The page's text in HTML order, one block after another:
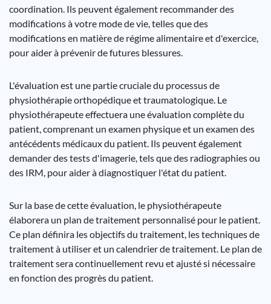
coordination. Ils peuvent également recommander des
modifications à votre mode de vie, telles que des
modifications en matière de régime alimentaire et d'exercice,
pour aider à prévenir de futures blessures.
L'évaluation est une partie cruciale du processus de
physiothérapie orthopédique et traumatologique. Le
physiothérapeute effectuera une évaluation complète du
patient, comprenant un examen physique et un examen des
antécédents médicaux du patient. Ils peuvent également
demander des tests d'imagerie, tels que des radiographies ou
des IRM, pour aider à diagnostiquer l'état du patient.
Sur la base de cette évaluation, le physiothérapeute
élaborera un plan de traitement personnalisé pour le patient.
Ce plan définira les objectifs du traitement, les techniques de
traitement à utiliser et un calendrier de traitement. Le plan de
traitement sera continuellement revu et ajusté si nécessaire
en fonction des progrès du patient.